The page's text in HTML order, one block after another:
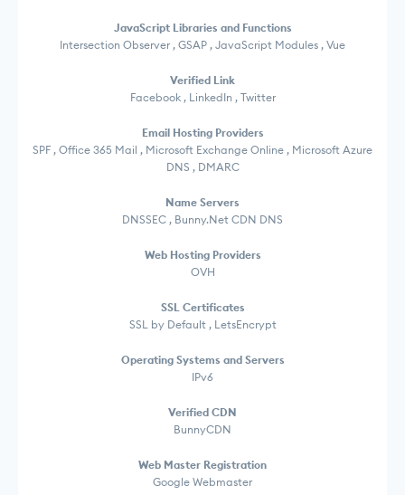
JavaScript Libraries and Functions
Intersection Observer , GSAP , JavaScript Modules , Vue
Verified Link
Facebook , LinkedIn , Twitter
Email Hosting Providers
SPF , Office 365 Mail , Microsoft Exchange Online , Microsoft Azure
DNS , DMARC
Name Servers
DNSSEC , Bunny.Net CDN DNS
Web Hosting Providers
OVH
SSL Certificates
SSL by Default , LetsEncrypt
Operating Systems and Servers
IPv6
Verified CDN
BunnyCDN
Web Master Registration
Google Webmaster